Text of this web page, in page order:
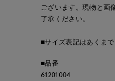
ございます。現物と画
了承ください。
■サイズ表記はあくまで
■品番
61201004